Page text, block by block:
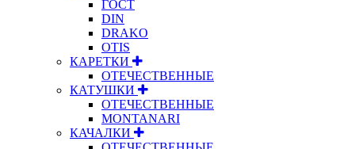
ГОСТ
DIN
DRAKO
OTIS
КАРЕТКИ
ОТЕЧЕСТВЕННЫЕ
КАТУШКИ
ОТЕЧЕСТВЕННЫЕ
MONTANARI
КАЧАЛКИ